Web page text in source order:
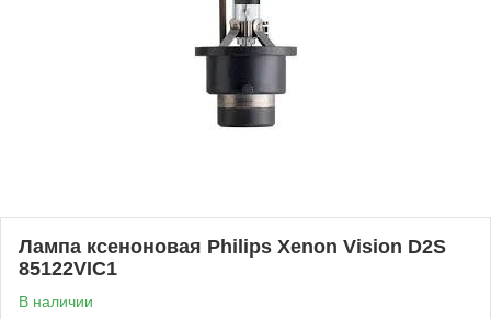
Лампа ксеноновая Philips Xenon Vision D2S
85122VIC1
В наличии